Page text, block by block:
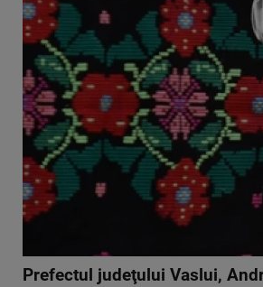
Prefectul judeţului Vaslui,